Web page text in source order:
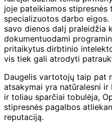
joje pateikiamos
specializuotos darbo
savo dienos dalį praleidžia
dokumentuodami
pritaikytus dirbtinio
vis tiek gali atrodyti
Daugelis vartotojų taip pat
atsakymai yra natūralesni
ir toliau sparčiai tobulėja,
stipresnės pagalbos
reputaciją.